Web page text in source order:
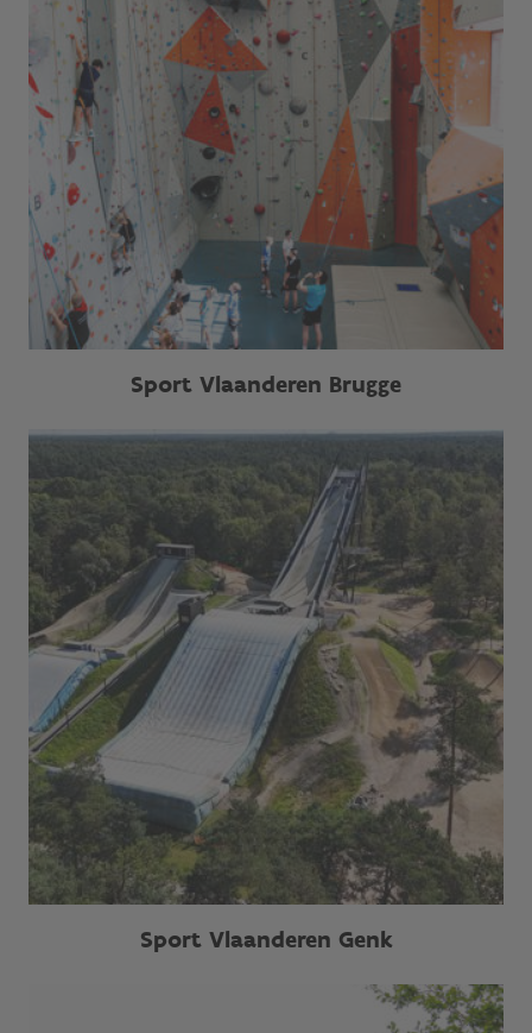
Sport Vlaanderen Brugge
Sport Vlaanderen Genk